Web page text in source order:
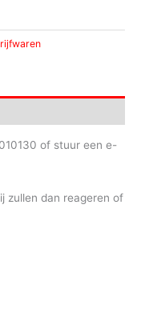
of stuur een e-
zullen dan reageren of